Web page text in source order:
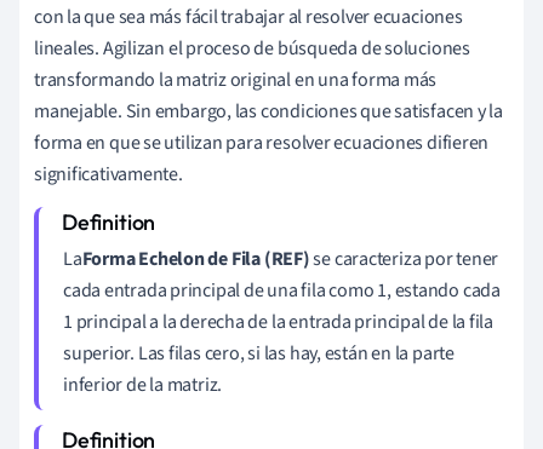
con la que sea más fácil trabajar al resolver ecuaciones
lineales. Agilizan el proceso de búsqueda de soluciones
transformando la matriz original en una forma más
manejable. Sin embargo, las condiciones que satisfacen y la
forma en que se utilizan para resolver ecuaciones difieren
significativamente.
LaForma Echelon de Fila (REF)se caracteriza por tener
cada entrada principal de una fila como 1, estando cada
1 principal a la derecha de la entrada principal de la fila
superior. Las filas cero, si las hay, están en la parte
inferior de la matriz.